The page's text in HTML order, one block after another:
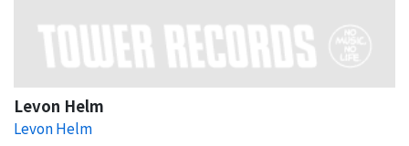
Levon Helm
Levon Helm